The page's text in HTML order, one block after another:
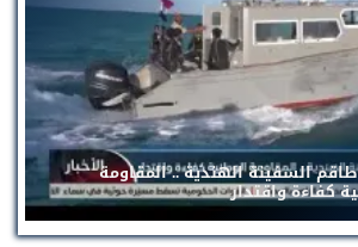
السفينة الهندية .. المقاومة
كفاءة واقتدار